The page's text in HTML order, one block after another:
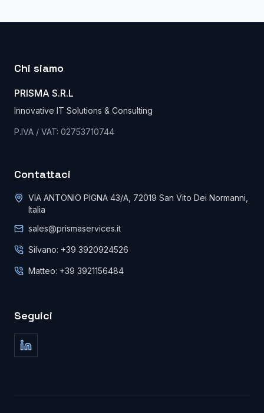
Chi siamo
PRISMA S.R.L
Innovative IT Solutions & Consulting
P.IVA / VAT: 02753710744
Contattaci
VIA ANTONIO PIGNA 43/A, 72019 San Vito Dei Normanni,
Italia
sales@prismaservices.it
Silvano: +39 3920924526
Matteo: +39 3921156484
Seguici